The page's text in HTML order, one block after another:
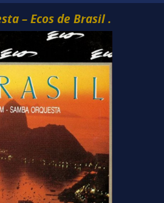
– Ecos de Brasil .